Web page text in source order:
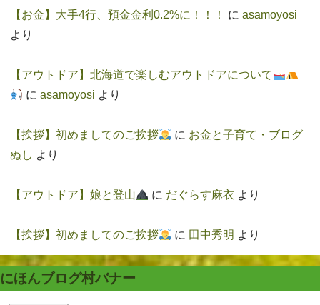
【お金】大手4行、預金金利0.2%に！！！ に asamoyosi
より
【アウトドア】北海道で楽しむアウトドアについて
に asamoyosi より
【挨拶】初めましてのご挨拶 に お金と子育て・ブログ
ぬし より
【アウトドア】娘と登山 に だぐらす麻衣 より
【挨拶】初めましてのご挨拶 に 田中秀明 より
にほんブログ村バナー